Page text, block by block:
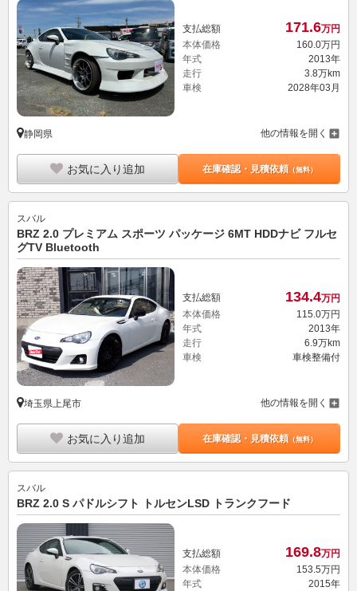
支払総額 171.6万円
本体価格
160.0万円
年式
2013年
走行
3.8万km
車検
2028年03月
静岡県 他の情報を開く
お気に入り追加 在庫確認・見積依頼（無料）
スバル
BRZ 2.0 プレミアム スポーツ パッケージ 6MT HDDナビ フルセ
グTV Bluetooth
支払総額 134.4万円
本体価格
115.0万円
年式
2013年
走行
6.9万km
車検
車検整備付
埼玉県上尾市 他の情報を開く
お気に入り追加 在庫確認・見積依頼（無料）
スバル
BRZ 2.0 S パドルシフト トルセンLSD トランクフード
支払総額 169.8万円
本体価格
153.5万円
年式
2015年